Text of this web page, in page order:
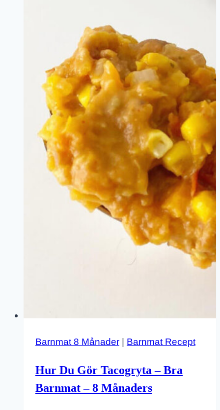
Barnmat 8 Månader Barnmat Recept
Hur Du Gör Tacogryta – Bra
Barnmat – 8 Månaders